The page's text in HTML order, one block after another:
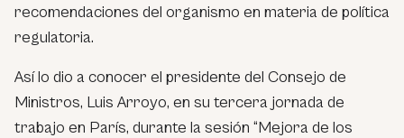
recomendaciones del organismo en materia de política
regulatoria.
Así lo dio a conocer el presidente del Consejo de
Ministros, Luis Arroyo, en su tercera jornada de
trabajo en París, durante la sesión “Mejora de los